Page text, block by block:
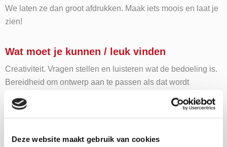
Deze website maakt gebruik van cookies
We laten ze dan groot afdrukken. Maak iets moois en laat je
zien!
Wat moet je kunnen / leuk vinden
Creativiteit. Vragen stellen en luisteren wat de bedoeling is.
Bereidheid om ontwerp aan te passen als dat wordt
info@departnernieuwegein.nl